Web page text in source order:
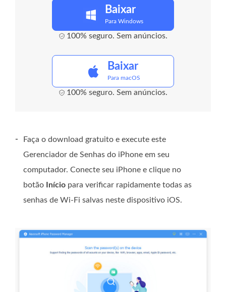
Baixar
Para Windows
100% seguro. Sem anúncios.
Baixar
Para macOS
100% seguro. Sem anúncios.
-
Faça o download gratuito e execute este
Gerenciador de Senhas do iPhone em seu
computador. Conecte seu iPhone e clique no
botão
Início para verificar rapidamente todas as
senhas de Wi-Fi salvas neste dispositivo iOS.